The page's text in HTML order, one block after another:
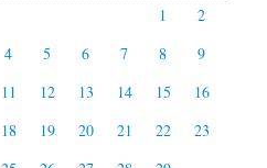
1
2
4 5 6 7 8
9
11 12 13 14 15
16
18 19 20 21 22
23